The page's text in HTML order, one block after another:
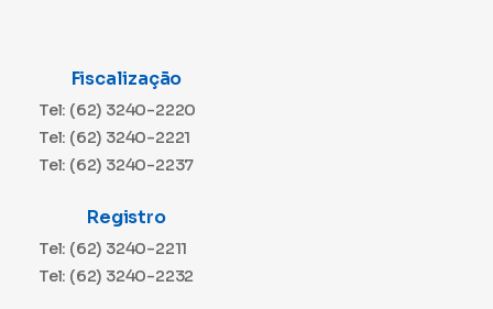
Fiscalização
Tel: (62) 3240-2220
Tel: (62) 3240-2221
Tel: (62) 3240-2237
Registro
Tel: (62) 3240-2211
Tel: (62) 3240-2232